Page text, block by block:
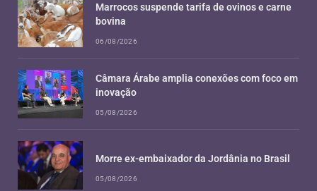
Marrocos suspende tarifa de ovinos e carne
bovina
06/08/2026
Câmara Árabe amplia conexões com foco em
inovação
05/08/2026
Morre ex-embaixador da Jordânia no Brasil
05/08/2026